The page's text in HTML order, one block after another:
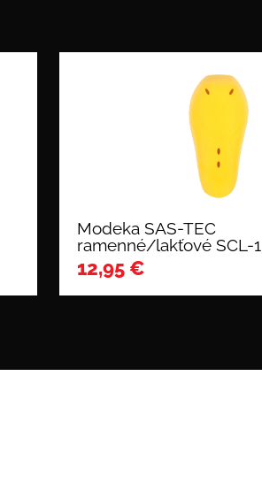
Modeka SAS-TEC
ramenné/lakťové SCL-1
12,95 €